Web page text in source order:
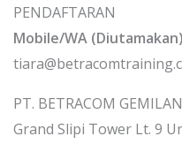
PENDAFTARAN
Mobile/WA (Diutamakan)
PT. BETRACOM
Grand Slipi Tower Lt. 9